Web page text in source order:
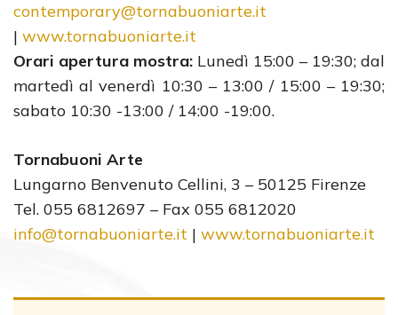
contemporary@tornabuoniarte.it
| www.tornabuoniarte.it
Orari apertura mostra: Lunedì 15:00 – 19:30; dal
martedì al venerdì 10:30 – 13:00 / 15:00 – 19:30;
sabato 10:30 -13:00 / 14:00 -19:00.
Tornabuoni Arte
Lungarno Benvenuto Cellini, 3 – 50125 Firenze
Tel. 055 6812697 – Fax 055 6812020
info@tornabuoniarte.it | www.tornabuoniarte.it